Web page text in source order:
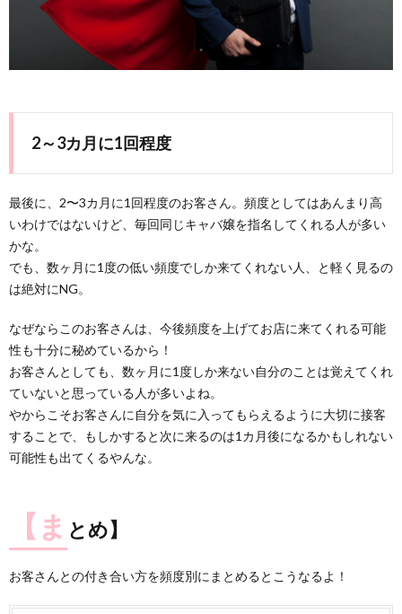
2～3カ月に1回程度
最後に、2〜3カ月に1回程度のお客さん。頻度としてはあんまり高
いわけではないけど、毎回同じキャバ嬢を指名してくれる人が多い
かな。
でも、数ヶ月に1度の低い頻度でしか来てくれない人、と軽く見るの
は絶対にNG。
なぜならこのお客さんは、今後頻度を上げてお店に来てくれる可能
性も十分に秘めているから！
お客さんとしても、数ヶ月に1度しか来ない自分のことは覚えてくれ
ていないと思っている人が多いよね。
やからこそお客さんに自分を気に入ってもらえるように大切に接客
することで、もしかすると次に来るのは1カ月後になるかもしれない
可能性も出てくるやんな。
【ま とめ】
お客さんとの付き合い方を頻度別にまとめるとこうなるよ！